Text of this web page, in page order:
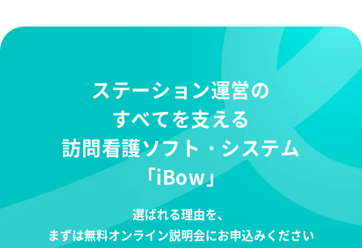
ステーション運営の
すべてを支える
訪問看護ソフト・システム
「iBow」
選ばれる理由を、
まずは無料オンライン説明会にお申込みください